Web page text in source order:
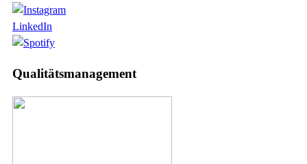
LinkedIn
Qualitätsmanagement